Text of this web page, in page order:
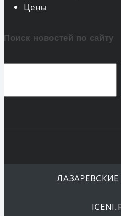
Цены
Поиск новостей по сайту